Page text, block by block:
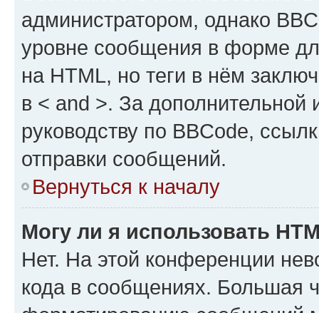
администратором, однако
уровне сообщения в форме
на HTML, но теги в нём
в < and >. За
руководству по BBCode,
отправки сообщений.
Вернуться к началу
Могу ли я использовать
Нет. На этой конференции
кода в сообщениях. Большая